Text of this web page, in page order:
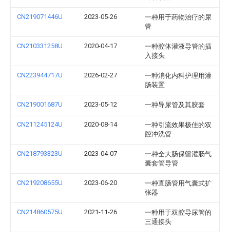
CN219071446U 2023-05-26
一种用于药物治疗的尿
管
CN210331258U 2020-04-17
一种腔体灌液导管的插
入接头
CN223944717U 2026-02-27
一种消化内科护理用灌
肠装置
CN219001687U 2023-05-12 一种导尿管及其胶套
CN211245124U 2020-08-14
一种引流效果极佳的双
腔冲洗管
CN218793323U 2023-04-07
一种全大肠保留灌肠气
囊套管导管
CN219208655U 2023-06-20
一种直肠管用气囊式扩
张器
CN214860575U 2021-11-26
一种用于双腔导尿管的
三通接头